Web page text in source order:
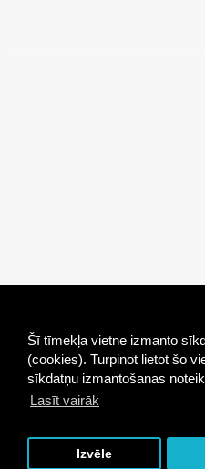
Šī tīmekļa vietne izmanto
(cookies). Turpinot lietot šo
sīkdatņu izmantošanas
Lasīt vairāk
Izvēle